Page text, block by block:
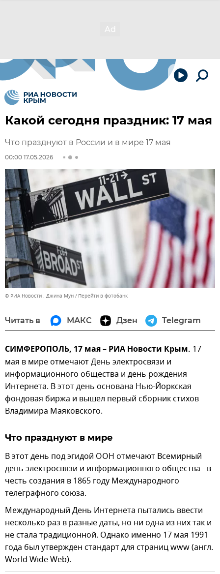
Какой сегодня праздник: 17 мая
Что празднуют в России и в мире 17 мая
00:00 17.05.2026
© РИА Новости . Джина Мун Перейти в фотобанк
Читать в МАКС Дзен Telegram
СИМФЕРОПОЛЬ, 17 мая – РИА Новости Крым. 17
мая в мире отмечают День электросвязи и
информационного общества и день рождения
Интернета. В этот день основана Нью-Йоркская
фондовая биржа и вышел первый сборник стихов
Владимира Маяковского.
Что празднуют в мире
В этот день под эгидой ООН отмечают Всемирный
день электросвязи и информационного общества - в
честь создания в 1865 году Международного
телеграфного союза.
Международный День Интернета пытались ввести
несколько раз в разные даты, но ни одна из них так и
не стала традиционной. Однако именно 17 мая 1991
года был утвержден стандарт для страниц www (англ.
World Wide Web).